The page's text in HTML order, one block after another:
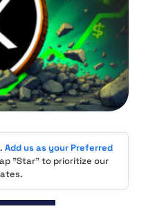
Add us as your Preferred
"Star" to prioritize our